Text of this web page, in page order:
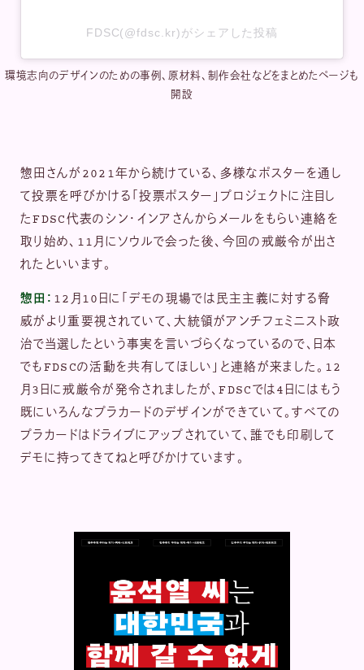
FDSC(@fdsc.kr)がシェアした投稿
環境志向のデザインのための事例、原材料、制作会社などをまとめたページも
開設
惣田さんが2021年から続けている、多様なポスターを通し
て投票を呼びかける「投票ポスター」プロジェクトに注目し
たFDSC代表のシン・インアさんからメールをもらい連絡を
取り始め、11月にソウルで会った後、今回の戒厳令が出さ
れたといいます。
惣田： 12月10日に「デモの現場では民主主義に対する脅
威がより重要視されていて、大統領がアンチフェミニスト政
治で当選したという事実を言いづらくなっているので、日本
でもFDSCの活動を共有してほしい」と連絡が来ました。12
月3日に戒厳令が発令されましたが、FDSCでは4日にはもう
既にいろんなプラカードのデザインができていて。すべての
プラカードはドライブにアップされていて、誰でも印刷して
デモに持ってきてねと呼びかけています。